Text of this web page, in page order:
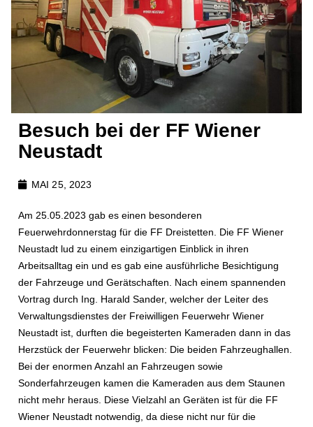
Besuch bei der FF Wiener
Neustadt
MAI 25, 2023
Am 25.05.2023 gab es einen besonderen
Feuerwehrdonnerstag für die FF Dreistetten. Die FF Wiener
Neustadt lud zu einem einzigartigen Einblick in ihren
Arbeitsalltag ein und es gab eine ausführliche Besichtigung
der Fahrzeuge und Gerätschaften. Nach einem spannenden
Vortrag durch Ing. Harald Sander, welcher der Leiter des
Verwaltungsdienstes der Freiwilligen Feuerwehr Wiener
Neustadt ist, durften die begeisterten Kameraden dann in das
Herzstück der Feuerwehr blicken: Die beiden Fahrzeughallen.
Bei der enormen Anzahl an Fahrzeugen sowie
Sonderfahrzeugen kamen die Kameraden aus dem Staunen
nicht mehr heraus. Diese Vielzahl an Geräten ist für die FF
Wiener Neustadt notwendig, da diese nicht nur für die